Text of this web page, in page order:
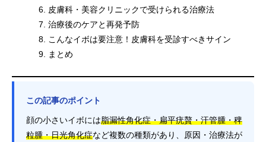
皮膚科・美容クリニックで受けられる治療法
治療後のケアと再発予防
こんなイボは要注意！皮膚科を受診すべきサイン
まとめ
この記事のポイント
顔の小さいイボには脂漏性角化症・扁平疣贅・汗管腫・稗
粒腫・日光角化症など複数の種類があり、原因・治療法が